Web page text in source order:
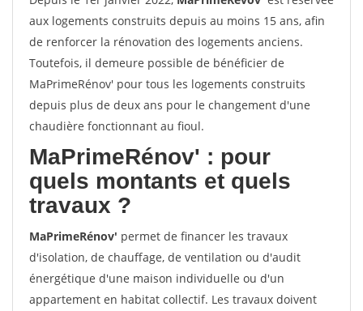
aux logements construits depuis au moins 15 ans, afin
de renforcer la rénovation des logements anciens.
Toutefois, il demeure possible de bénéficier de
MaPrimeRénov' pour tous les logements construits
depuis plus de deux ans pour le changement d'une
chaudière fonctionnant au fioul.
MaPrimeRénov' : pour
quels montants et quels
travaux ?
MaPrimeRénov' permet de financer les travaux
d'isolation, de chauffage, de ventilation ou d'audit
énergétique d'une maison individuelle ou d'un
appartement en habitat collectif. Les travaux doivent